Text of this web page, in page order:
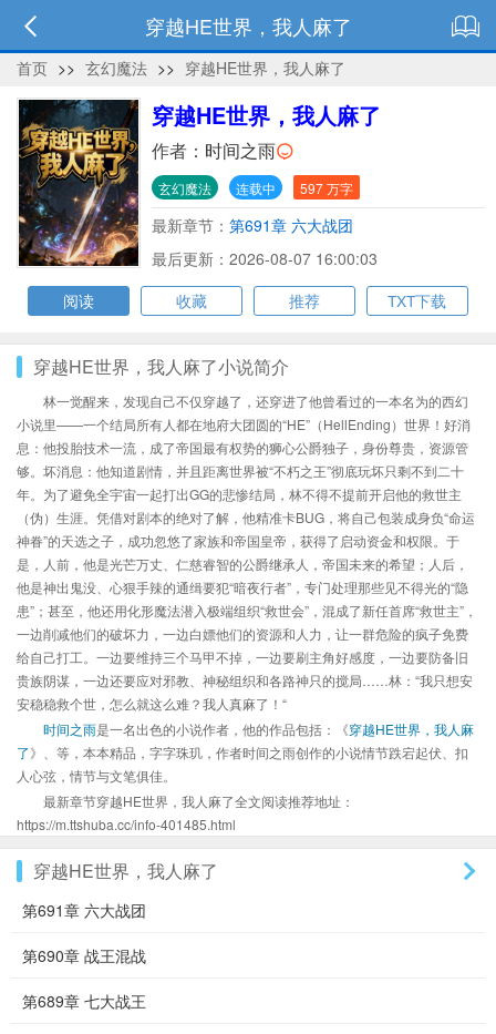
穿越HE世界，我人麻了
首页 >> 玄幻魔法 >> 穿越HE世界，我人麻了
穿越HE世界，我人麻了
作者： 时间之雨
玄幻魔法 连载中 597 万字
最新章节： 第691章 六大战团
最后更新：2026-08-07 16:00:03
阅读
收藏 推荐 TXT下载
穿越HE世界，我人麻了小说简介
林一觉醒来，发现自己不仅穿越了，还穿进了他曾看过的一本名为的西幻
小说里——一个结局所有人都在地府大团圆的“HE”（HellEnding）世界！好消
息：他投胎技术一流，成了帝国最有权势的狮心公爵独子，身份尊贵，资源管
够。坏消息：他知道剧情，并且距离世界被“不朽之王”彻底玩坏只剩不到二十
年。为了避免全宇宙一起打出GG的悲惨结局，林不得不提前开启他的救世主
（伪）生涯。凭借对剧本的绝对了解，他精准卡BUG，将自己包装成身负“命运
神眷”的天选之子，成功忽悠了家族和帝国皇帝，获得了启动资金和权限。于
是，人前，他是光芒万丈、仁慈睿智的公爵继承人，帝国未来的希望；人后，
他是神出鬼没、心狠手辣的通缉要犯“暗夜行者”，专门处理那些见不得光的“隐
患”；甚至，他还用化形魔法潜入极端组织“救世会”，混成了新任首席“救世主”，
一边削减他们的破坏力，一边白嫖他们的资源和人力，让一群危险的疯子免费
给自己打工。一边要维持三个马甲不掉，一边要刷主角好感度，一边要防备旧
贵族阴谋，一边还要应对邪教、神秘组织和各路神只的搅局……林：“我只想安
安稳稳救个世，怎么就这么难？我人真麻了！“
时间之雨是一名出色的小说作者，他的作品包括：《穿越HE世界，我人麻
了》、等，本本精品，字字珠玑，作者时间之雨创作的小说情节跌宕起伏、扣
人心弦，情节与文笔俱佳。
最新章节穿越HE世界，我人麻了全文阅读推荐地址：
https://m.ttshuba.cc/info-401485.html
穿越HE世界，我人麻了
第691章 六大战团
第690章 战王混战
第689章 七大战王